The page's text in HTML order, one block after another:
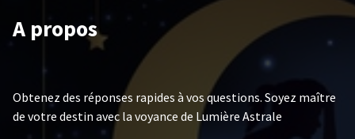
A propos
Obtenez des réponses rapides à vos questions. Soyez maître
de votre destin avec la voyance de Lumière Astrale